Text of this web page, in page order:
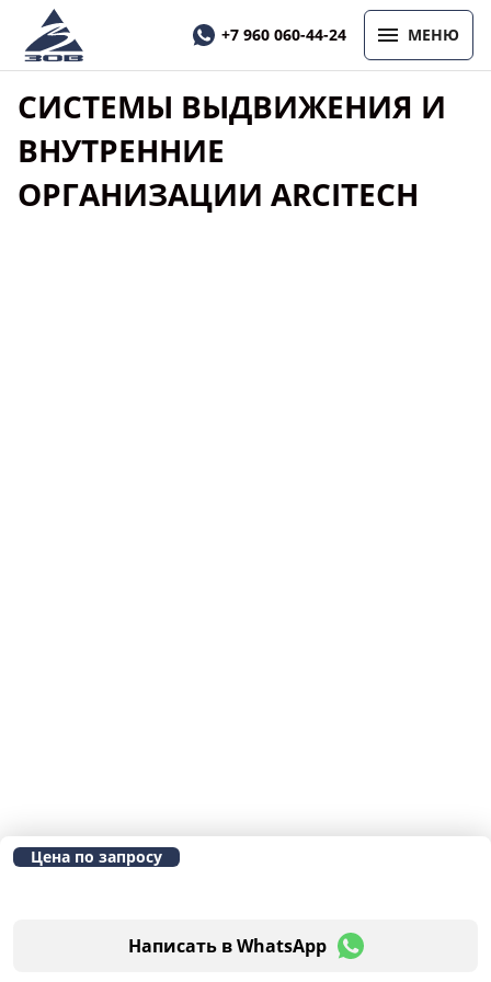
МЕНЮ
+7 960 060-44-24
СИСТЕМЫ ВЫДВИЖЕНИЯ И
ВНУТРЕННИЕ
ОРГАНИЗАЦИИ ARCITECH
Цена по запросу
Написать в WhatsApp